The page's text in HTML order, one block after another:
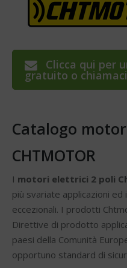
Clicca qui per
gratuito o chiamaci
Catalogo
CHTMOTOR
I motori elettrici 2 poli
più svariate applicazioni
eccezionali. I prodotti
Direttive di prodotto
paesi della Comunità
opportuno standard di